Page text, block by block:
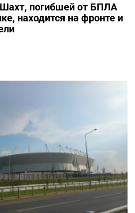
погибшей от БПЛА
находится на фронте и